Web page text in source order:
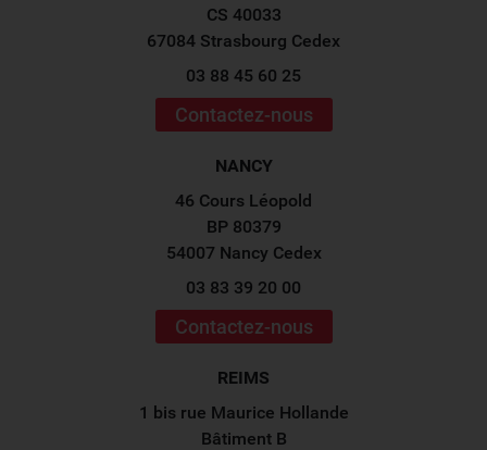
CS 40033
67084 Strasbourg Cedex
03 88 45 60 25
Contactez-nous
NANCY
46 Cours Léopold
BP 80379
54007 Nancy Cedex
03 83 39 20 00
Contactez-nous
REIMS
1 bis rue Maurice Hollande
Bâtiment B